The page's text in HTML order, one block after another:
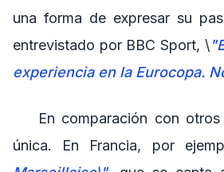
una forma de expresar su
entrevistado por BBC Sport, \
experiencia en la Eurocopa.
En comparación con
única. En Francia, por